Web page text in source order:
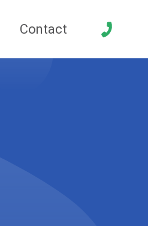
Contact